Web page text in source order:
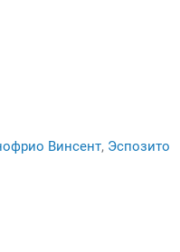
Винсент, Эспозито